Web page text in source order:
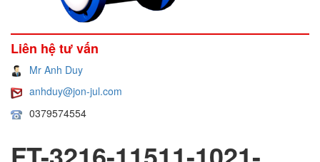
Liên hệ tư vấn
Mr Anh Duy
anhduy@jon-jul.com
0379574554